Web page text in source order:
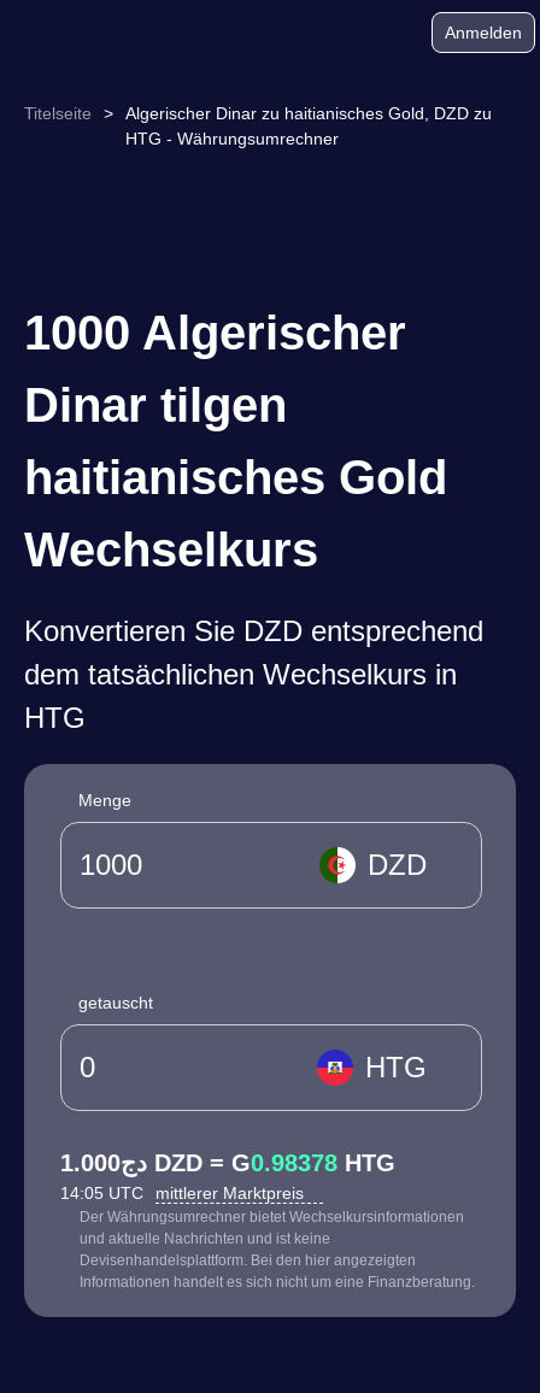
Anmelden
Titelseite >
Algerischer Dinar zu haitianisches Gold, DZD zu
HTG - Währungsumrechner
1000 Algerischer
Dinar tilgen
haitianisches Gold
Wechselkurs
Konvertieren Sie DZD entsprechend
dem tatsächlichen Wechselkurs in
HTG
Menge
DZD
getauscht
HTG
دج1.000 DZD = G0.98378 HTG
14:05 UTC mittlerer Marktpreis
Der Währungsumrechner bietet Wechselkursinformationen
und aktuelle Nachrichten und ist keine
Devisenhandelsplattform. Bei den hier angezeigten
Informationen handelt es sich nicht um eine Finanzberatung.